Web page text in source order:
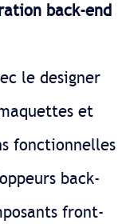
back-end
le designer
et
fonctionnelles
back-
front-